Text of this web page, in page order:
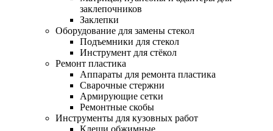
заклепочников
Заклепки
Оборудование для замены стекол
Подъемники для стекол
Инструмент для стёкол
Ремонт пластика
Аппараты для ремонта пластика
Сварочные стержни
Армирующие сетки
Ремонтные скобы
Инструменты для кузовных работ